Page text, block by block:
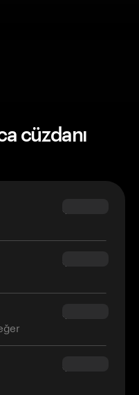
cüzdanı
$69.90
$54.90
$34.95
$160.00